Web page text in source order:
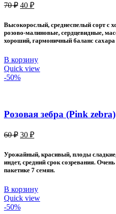
70₽ Первоначальная
составляла
70 ₽.
40 ₽Текущая
40 ₽.
Высокорослый, среднеспелый сорт с
розово-малиновые, сердцевидные,
хороший, гармоничный баланс
В корзину
Quick view
-50%
Розовая зебра (Pink zebra)
60₽ Первоначальная
составляла
60 ₽.
30 ₽Текущая
30 ₽.
Урожайный, красивый, плоды
индет, средний срок созревания.
пакетике 7 семян.
В корзину
Quick view
-50%